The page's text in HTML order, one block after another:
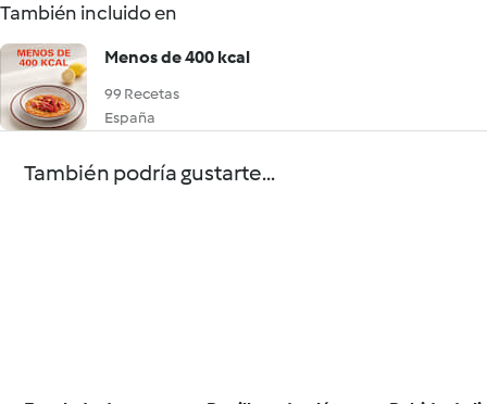
También incluido en
Menos de 400 kcal
99 Recetas
España
También podría gustarte...